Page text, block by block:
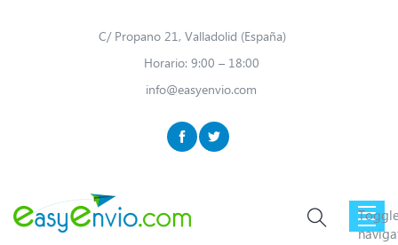
C/ Propano 21, Valladolid (España)
Horario: 9:00 – 18:00
info@easyenvio.com